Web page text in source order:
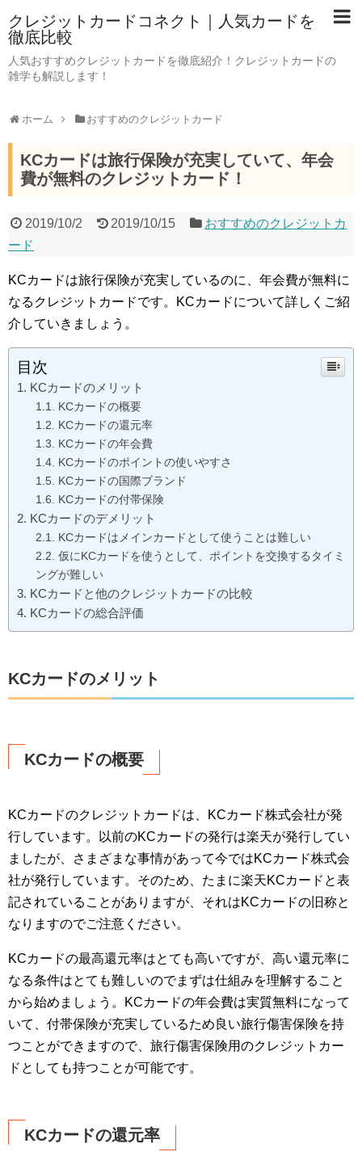
クレジットカードコネクト｜人気カードを
徹底比較
人気おすすめクレジットカードを徹底紹介！クレジットカードの
雑学も解説します！
ホーム おすすめのクレジットカード
KCカードは旅行保険が充実していて、年会
費が無料のクレジットカード！
2019/10/2 2019/10/15
おすすめのクレジットカ
ード
KCカードは旅行保険が充実しているのに、年会費が無料に
なるクレジットカードです。KCカードについて詳しくご紹
介していきましょう。
目次
KCカードのメリット
KCカードの概要
KCカードの還元率
KCカードの年会費
KCカードのポイントの使いやすさ
KCカードの国際ブランド
KCカードの付帯保険
KCカードのデメリット
KCカードはメインカードとして使うことは難しい
仮にKCカードを使うとして、ポイントを交換するタイミ
ングが難しい
KCカードと他のクレジットカードの比較
KCカードの総合評価
KCカードのメリット
KCカードの概要
KCカードのクレジットカードは、KCカード株式会社が発
行しています。以前のKCカードの発行は楽天が発行してい
ましたが、さまざまな事情があって今ではKCカード株式会
社が発行しています。そのため、たまに楽天KCカードと表
記されていることがありますが、それはKCカードの旧称と
なりますのでご注意ください。
KCカードの最高還元率はとても高いですが、高い還元率に
なる条件はとても難しいのでまずは仕組みを理解すること
から始めましょう。KCカードの年会費は実質無料になって
いて、付帯保険が充実しているため良い旅行傷害保険を持
つことができますので、旅行傷害保険用のクレジットカー
ドとしても持つことが可能です。
KCカードの還元率